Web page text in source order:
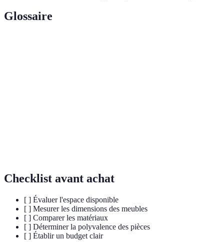
Glossaire
Checklist avant achat
[ ] Évaluer l'espace disponible
[ ] Mesurer les dimensions des meubles
[ ] Comparer les matériaux
[ ] Déterminer la polyvalence des pièces
[ ] Établir un budget clair